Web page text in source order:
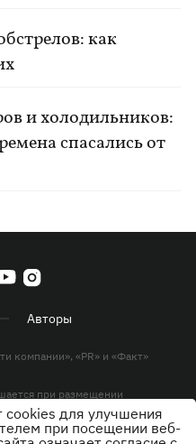
как
и холодильников:
спасались от
Авторы
компании», «PR» и «Факт»
при размещении
абзаце.
защищены.
cookies для улучшения
при посещении веб-